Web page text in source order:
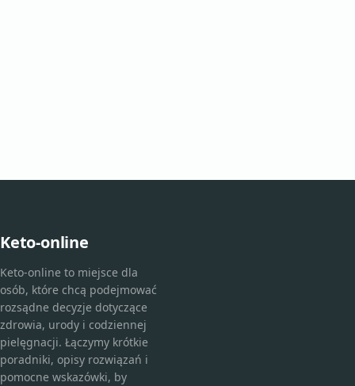
Keto-online
Keto-online to miejsce dla
osób, które chcą podejmować
rozsądne decyzje dotyczące
zdrowia, urody i codziennej
pielęgnacji. Łączymy krótkie
poradniki, opisy rozwiązań i
pomocne wskazówki, by